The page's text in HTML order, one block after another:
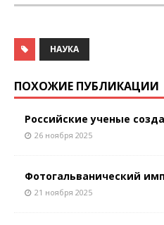
НАУКА
ПОХОЖИЕ ПУБЛИКАЦИИ
Российские ученые
26 ноября 2025
Фотогальванический
21 ноября 2025